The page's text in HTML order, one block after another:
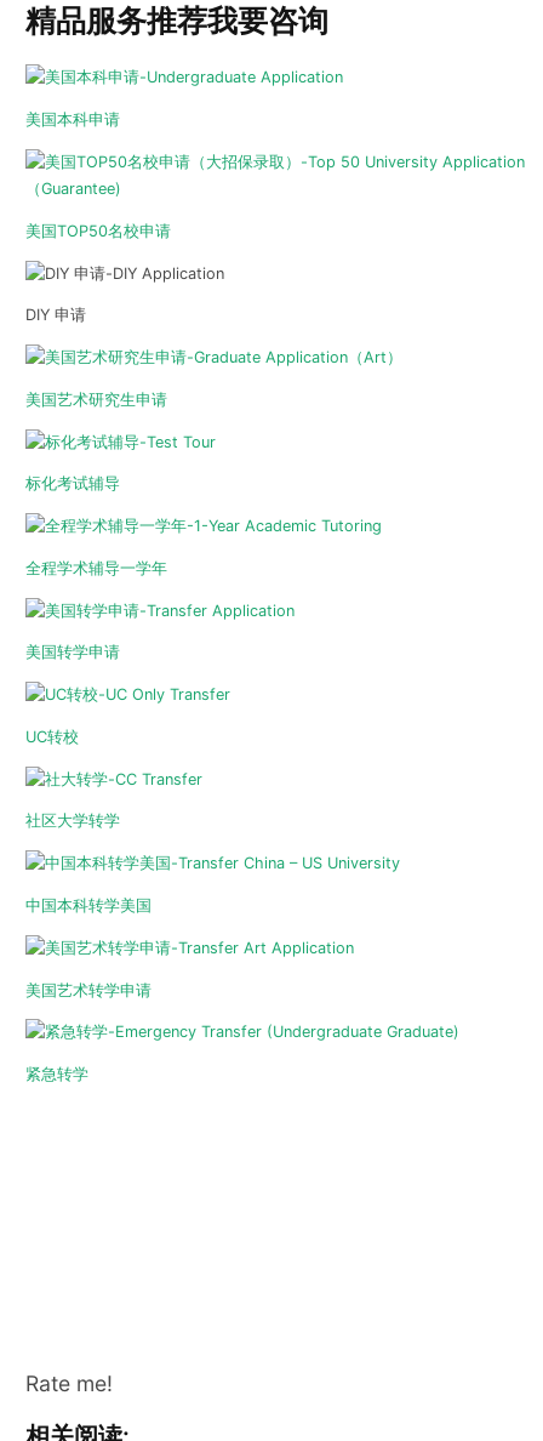
精品服务推荐我要咨询
美国本科申请
美国TOP50名校申请
DIY 申请
美国艺术研究生申请
标化考试辅导
全程学术辅导一学年
美国转学申请
UC转校
社区大学转学
中国本科转学美国
美国艺术转学申请
紧急转学
Rate me!